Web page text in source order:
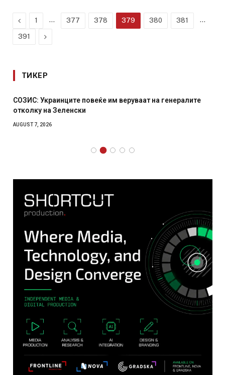
Previous
1 … 377 378 379 380 381 …
391 Next
ТИКЕР
СОЗИС: Украинците повеќе им веруваат на генералите
отколку на Зеленски
AUGUST 7, 2026